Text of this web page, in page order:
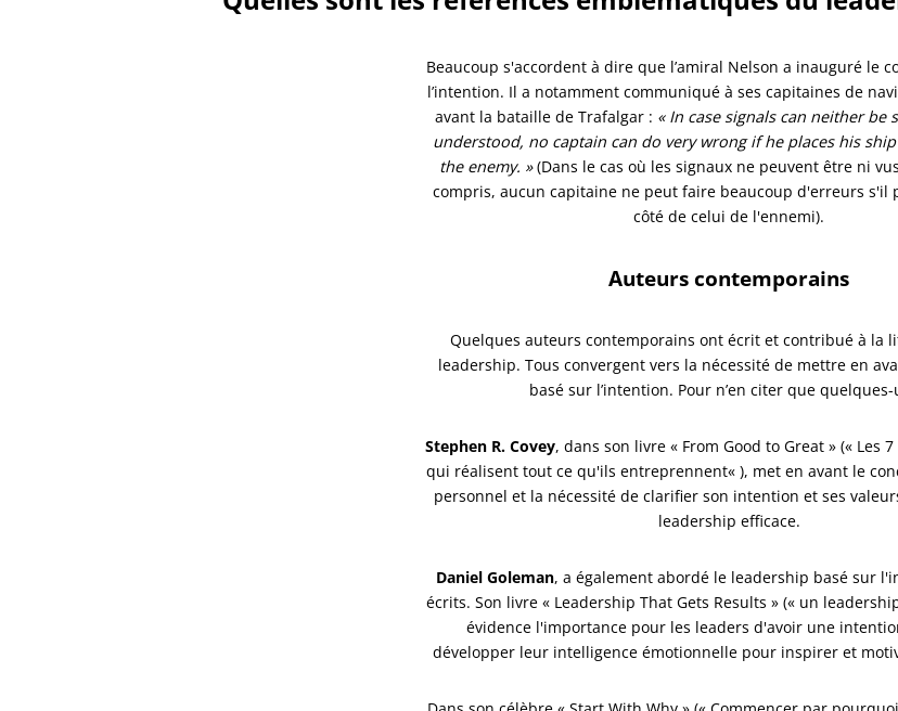
Beaucoup s'accordent à dire que l’amiral Nelson a inauguré le
l’intention. Il a notamment communiqué à ses capitaines de
avant la bataille de Trafalgar : « In case signals can neither be
understood, no captain can do very wrong if he places his
the enemy. »(Dans le cas où les signaux ne peuvent être ni
compris, aucun capitaine ne peut faire beaucoup d'erreurs s'il
côté de celui de l'ennemi).
Auteurs contemporains
Quelques auteurs contemporains ont écrit et contribué à la
leadership. Tous convergent vers la nécessité de mettre en
basé sur l’intention. Pour n’en citer que quelques-
Stephen R. Covey, dans son livre « From Good to Great » (« Les
qui réalisent tout ce qu'ils entreprennent« ), met en avant le
personnel et la nécessité de clarifier son intention et ses
leadership efficace.
Daniel Goleman, a également abordé le leadership basé sur
écrits. Son livre « Leadership That Gets Results » (« un
évidence l'importance pour les leaders d'avoir une
développer leur intelligence émotionnelle pour inspirer et